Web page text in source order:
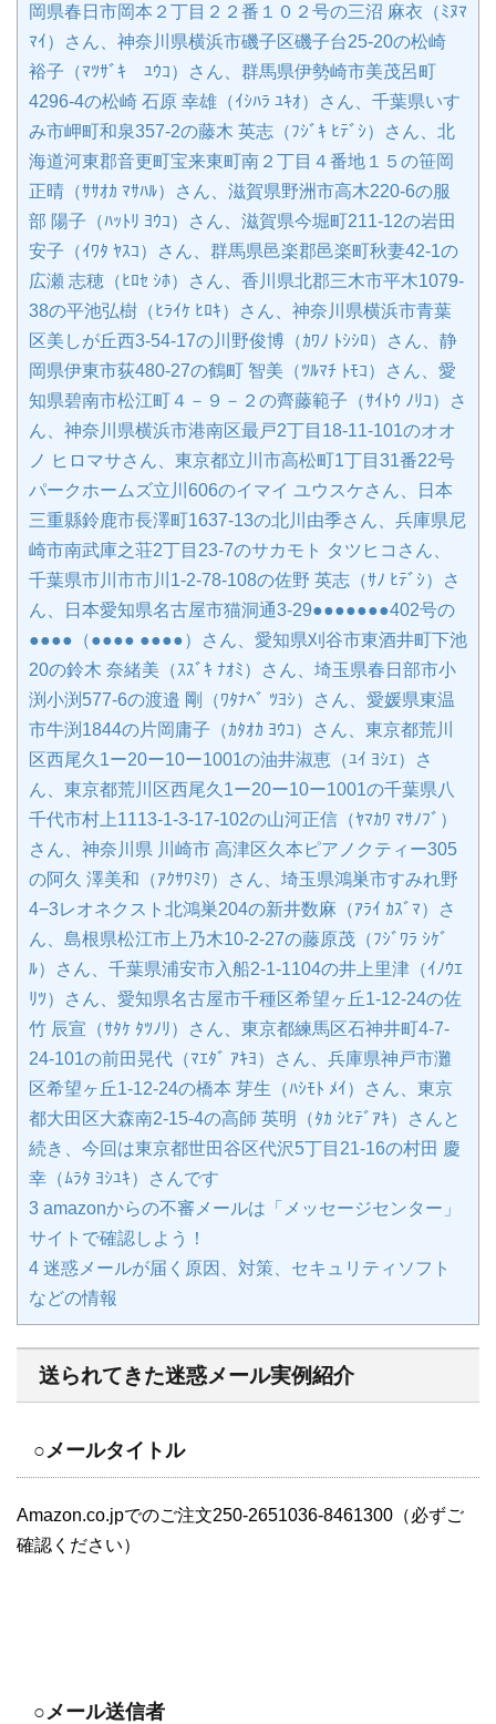
岡県春日市岡本２丁目２２番１０２号の三沼 麻衣（ﾐﾇﾏ
ﾏｲ）さん、神奈川県横浜市磯子区磯子台25-20の松崎
裕子（ﾏﾂｻﾞｷ ﾕｳｺ）さん、群馬県伊勢崎市美茂呂町
4296-4の松崎 石原 幸雄（ｲｼﾊﾗ ﾕｷｵ）さん、千葉県いす
み市岬町和泉357-2の藤木 英志（ﾌｼﾞｷ ﾋﾃﾞｼ）さん、北
海道河東郡音更町宝来東町南２丁目４番地１５の笹岡
正晴（ｻｻｵｶ ﾏｻﾊﾙ）さん、滋賀県野洲市高木220-6の服
部 陽子（ﾊｯﾄﾘ ﾖｳｺ）さん、滋賀県今堀町211-12の岩田
安子（ｲﾜﾀ ﾔｽｺ）さん、群馬県邑楽郡邑楽町秋妻42-1の
広瀬 志穂（ﾋﾛｾ ｼﾎ）さん、香川県北郡三木市平木1079-
38の平池弘樹（ﾋﾗｲｹ ﾋﾛｷ）さん、神奈川県横浜市青葉
区美しが丘西3-54-17の川野俊博（ｶﾜﾉ ﾄｼｼﾛ）さん、静
岡県伊東市荻480-27の鶴町 智美（ﾂﾙﾏﾁ ﾄﾓｺ）さん、愛
知県碧南市松江町４－９－２の齊藤範子（ｻｲﾄｳ ﾉﾘｺ）さ
ん、神奈川県横浜市港南区最戸2丁目18-11-101のオオ
ノ ヒロマサさん、東京都立川市高松町1丁目31番22号
パークホームズ立川606のイマイ ユウスケさん、日本
三重縣鈴鹿市長澤町1637-13の北川由季さん、兵庫県尼
崎市南武庫之荘2丁目23-7のサカモト タツヒコさん、
千葉県市川市市川1-2-78-108の佐野 英志（ｻﾉ ﾋﾃﾞｼ）さ
ん、日本愛知県名古屋市猫洞通3-29●●●●●●●402号の
●●●●（●●●● ●●●●）さん、愛知県刈谷市東酒井町下池
20の鈴木 奈緒美（ｽｽﾞｷ ﾅｵﾐ）さん、埼玉県春日部市小
渕小渕577-6の渡邉 剛（ﾜﾀﾅﾍﾞ ﾂﾖｼ）さん、愛媛県東温
市牛渕1844の片岡庸子（ｶﾀｵｶ ﾖｳｺ）さん、東京都荒川
区西尾久1ー20ー10ー1001の油井淑恵（ﾕｲ ﾖｼｴ）さ
ん、東京都荒川区西尾久1ー20ー10ー1001の千葉県八
千代市村上1113-1-3-17-102の山河正信（ﾔﾏｶﾜ ﾏｻﾉﾌﾞ）
さん、神奈川県 川崎市 高津区久本ピアノクティー305
の阿久 澤美和（ｱｸｻﾜﾐﾜ）さん、埼玉県鴻巣市すみれ野
4−3レオネクスト北鴻巣204の新井数麻（ｱﾗｲ ｶｽﾞﾏ）さ
ん、島根県松江市上乃木10-2-27の藤原茂（ﾌｼﾞﾜﾗ ｼｹﾞ
ﾙ）さん、千葉県浦安市入船2-1-1104の井上里津（ｲﾉｳｴ
ﾘﾂ）さん、愛知県名古屋市千種区希望ヶ丘1-12-24の佐
竹 辰宣（ｻﾀｹ ﾀﾂﾉﾘ）さん、東京都練馬区石神井町4-7-
24-101の前田晃代（ﾏｴﾀﾞ ｱｷﾖ）さん、兵庫県神戸市灘
区希望ヶ丘1-12-24の橋本 芽生（ﾊｼﾓﾄ ﾒｲ）さん、東京
都大田区大森南2-15-4の高師 英明（ﾀｶ ｼﾋﾃﾞｱｷ）さんと
続き、今回は東京都世田谷区代沢5丁目21-16の村田 慶
幸（ﾑﾗﾀ ﾖｼﾕｷ）さんです
3 amazonからの不審メールは「メッセージセンター」
サイトで確認しよう！
4 迷惑メールが届く原因、対策、セキュリティソフト
などの情報
送られてきた迷惑メール実例紹介
○メールタイトル
Amazon.co.jpでのご注文250-2651036-8461300（必ずご
確認ください）
○メール送信者